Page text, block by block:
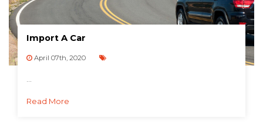
Import A Car
April 07th, 2020
...
Read More